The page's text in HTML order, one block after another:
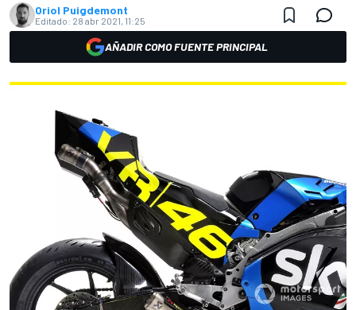
Oriol Puigdemont
Editado: 28 abr 2021, 11:25
AÑADIR COMO FUENTE PRINCIPAL